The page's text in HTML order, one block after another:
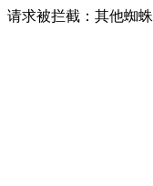
请求被拦截：其他蜘蛛